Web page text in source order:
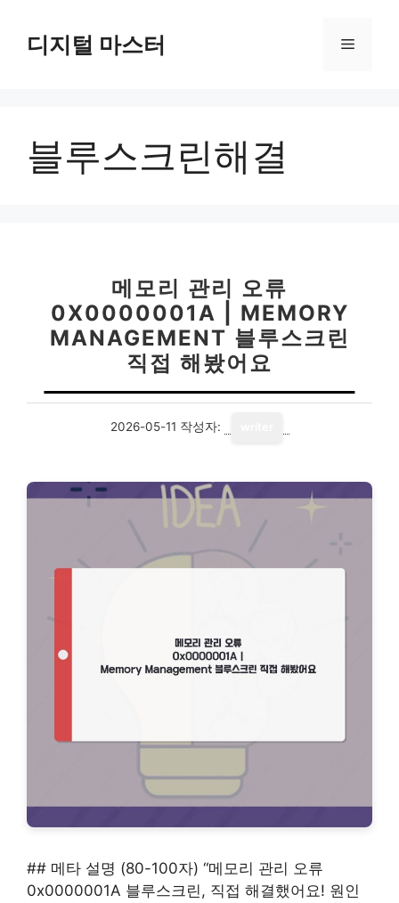
디지털 마스터 메
블루스크린해결
메모리 관리 오류
0X0000001A | MEMORY
MANAGEMENT 블루스크린
직접 해봤어요
2026-05-11 작성자:
## 메타 설명 (80-100자) “메모리 관리 오류
0x0000001A 블루스크린, 직접 해결했어요! 원인